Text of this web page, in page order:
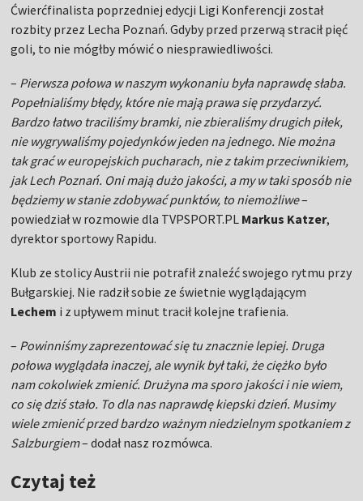
Ćwierćfinalista poprzedniej edycji Ligi Konferencji został
rozbity przez Lecha Poznań. Gdyby przed przerwą stracił pięć
goli, to nie mógłby mówić o niesprawiedliwości.
– Pierwsza połowa w naszym wykonaniu była naprawdę słaba.
Popełnialiśmy błędy, które nie mają prawa się przydarzyć.
Bardzo łatwo traciliśmy bramki, nie zbieraliśmy drugich piłek,
nie wygrywaliśmy pojedynków jeden na jednego. Nie można
tak grać w europejskich pucharach, nie z takim przeciwnikiem,
jak Lech Poznań. Oni mają dużo jakości, a my w taki sposób nie
będziemy w stanie zdobywać punktów, to niemożliwe–
powiedział w rozmowie dla TVPSPORT.PL Markus Katzer,
dyrektor sportowy Rapidu.
Klub ze stolicy Austrii nie potrafił znaleźć swojego rytmu przy
Bułgarskiej. Nie radził sobie ze świetnie wyglądającym
Lechem i z upływem minut tracił kolejne trafienia.
– Powinniśmy zaprezentować się tu znacznie lepiej. Druga
połowa wyglądała inaczej, ale wynik był taki, że ciężko było
nam cokolwiek zmienić. Drużyna ma sporo jakości i nie wiem,
co się dziś stało. To dla nas naprawdę kiepski dzień. Musimy
wiele zmienić przed bardzo ważnym niedzielnym spotkaniem z
Salzburgiem– dodał nasz rozmówca.
Czytaj też